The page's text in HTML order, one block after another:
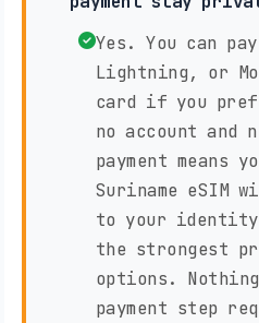
Yes. You can
Lightning, or
card if you
no account and
payment means
Suriname
to your
the strongest
options.
payment step